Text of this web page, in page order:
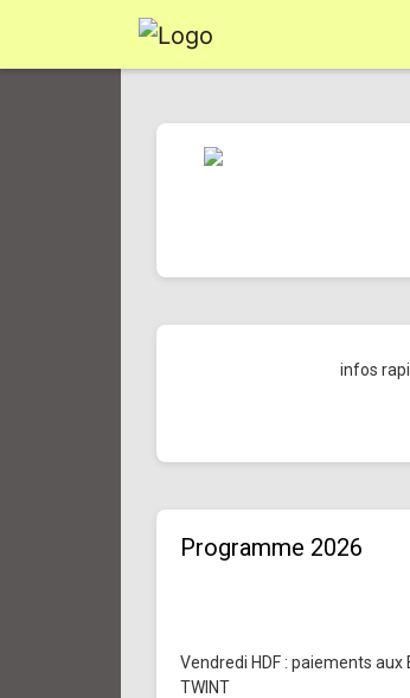
infos
Programme 2026
Vendredi HDF : paiements aux
TWINT